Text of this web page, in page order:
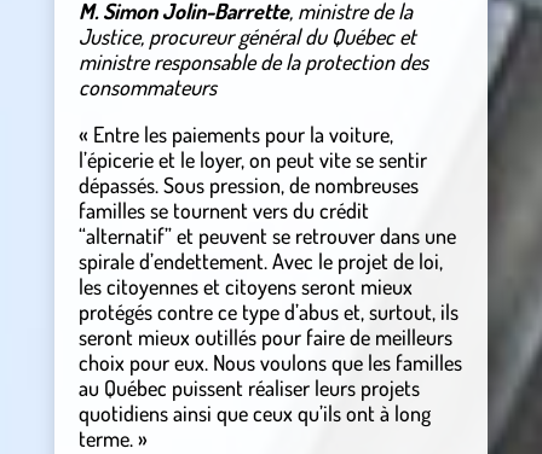
M. Simon Jolin-Barrette, ministre de la
Justice, procureur général du Québec et
ministre responsable de la protection des
consommateurs
« Entre les paiements pour la voiture,
l’épicerie et le loyer, on peut vite se sentir
dépassés. Sous pression, de nombreuses
familles se tournent vers du crédit
“alternatif” et peuvent se retrouver dans une
spirale d’endettement. Avec le projet de loi,
les citoyennes et citoyens seront mieux
protégés contre ce type d’abus et, surtout, ils
seront mieux outillés pour faire de meilleurs
choix pour eux. Nous voulons que les familles
au Québec puissent réaliser leurs projets
quotidiens ainsi que ceux qu’ils ont à long
terme. »